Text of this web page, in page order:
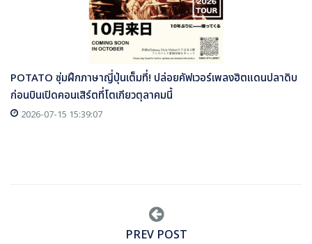
POTATO ซุ่มฝึกภาษาญี่ปุ่นเต็มที่! ปล่อยคัฟเวอร์เพลงฮิตแดนปลาดิบ
ก่อนบินเปิดคอนเสิร์ตที่โตเกียวตุลาคมนี้
2026-07-15 15:39:07
PREV POST